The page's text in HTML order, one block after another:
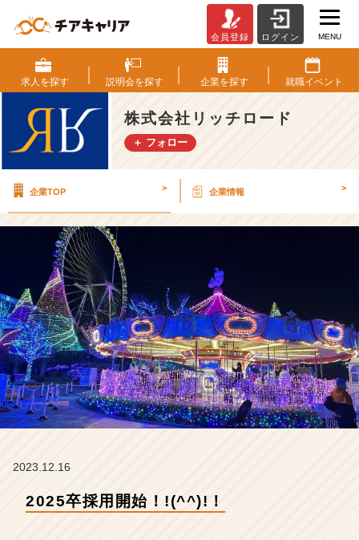
0
2
5
卒
採
用
^)!！
【株
リ
ッ
チ
ロ
ー
ド
の
タ
イ
ン】
|
会員登録 ログイン MENU
求人を探す 説明会を探す 企業を探す 就職イベント
株式会社リッチロード
＋ フォロー
企業TOP > 企業情報 >
2023.12.16
2025卒採用開始！!(^^)!！